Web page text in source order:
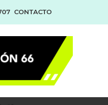
CONTACTO